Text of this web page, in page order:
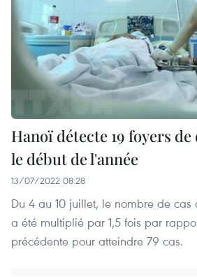
Hanoï détecte 19 foyers
le début de l'année
13/07/2022 08:28
Du 4 au 10 juillet, le nombre de
a été multiplié par 1,5 fois par
précédente pour atteindre 79 cas.